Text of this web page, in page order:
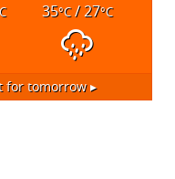
35°C/ 27°C
for tomorrow ▸